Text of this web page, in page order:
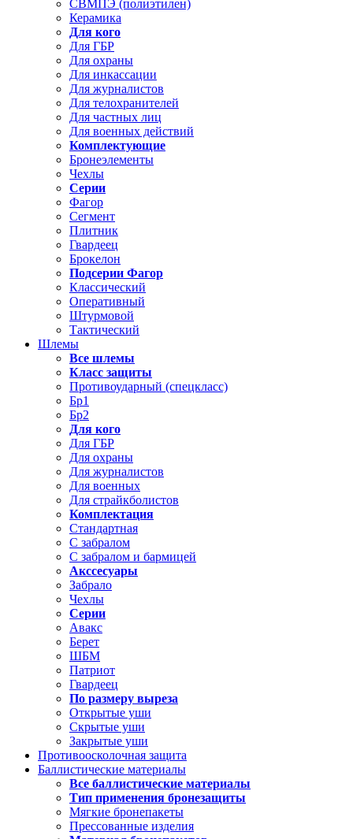
СВМПЭ (полиэтилен)
Керамика
Для кого
Для ГБР
Для охраны
Для инкассации
Для журналистов
Для телохранителей
Для частных лиц
Для военных действий
Комплектующие
Бронеэлементы
Чехлы
Серии
Фагор
Сегмент
Плитник
Гвардеец
Брокелон
Подсерии Фагор
Классический
Оперативный
Штурмовой
Тактический
Шлемы
Все шлемы
Класс защиты
Противоударный (спецкласс)
Бр1
Бр2
Для кого
Для ГБР
Для охраны
Для журналистов
Для военных
Для страйкболистов
Комплектация
Стандартная
С забралом
С забралом и бармицей
Акссесуары
Забрало
Чехлы
Серии
Авакс
Берет
ШБМ
Патриот
Гвардеец
По размеру выреза
Открытые уши
Скрытые уши
Закрытые уши
Противоосколочная защита
Баллистические материалы
Все баллистические материалы
Тип применения бронезащиты
Мягкие бронепакеты
Прессованные изделия